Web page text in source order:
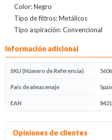
Color: Negro
Tipo de filtros: Metálicos
Tipo aspiración: Convencional
Información adicional
SKU (Número de Referencia) 5606
País de almacenaje
EAN
Opiniones
Opiniones de clientes